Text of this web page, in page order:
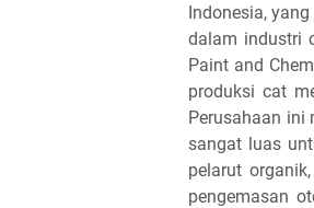
Indonesia,
dalam industri
Paint and
produksi cat
Perusahaan ini
sangat luas
pelarut
pengemasan